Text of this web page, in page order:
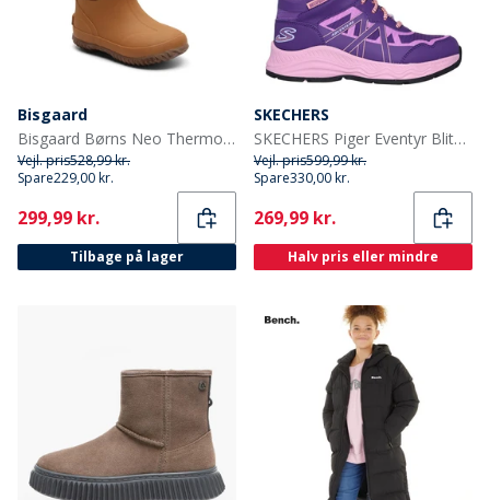
Bisgaard
Bisgaard Børns Neo Thermo Gummistøvler Kamel
Vejl. pris528,99 kr.
Spare229,00 kr.
Current
299,99 kr.
Tilbage på lager
SKECHERS
SKECHERS Piger Eventyr Blitz Sjov Forfølgelse Vandtætte Sko Purple Light Blue
Vejl. pris599,99 kr.
Spare330,00 kr.
Current
269,99 kr.
Halv pris eller mindre